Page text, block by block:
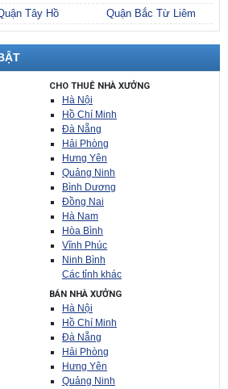
Tây Hồ Quận Bắc Từ Liêm
CHO THUÊ NHÀ XƯỞNG
Hà Nội
Hồ Chí Minh
Đà Nẵng
Hải Phòng
Hưng Yên
Quảng Ninh
Bình Dương
Đồng Nai
Hà Nam
Hòa Bình
Vĩnh Phúc
Ninh Bình
Các tỉnh khác
BÁN NHÀ XƯỞNG
Hà Nội
Hồ Chí Minh
Đà Nẵng
Hải Phòng
Hưng Yên
Quảng Ninh